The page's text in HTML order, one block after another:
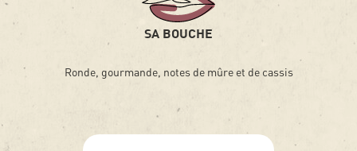
SA BOUCHE
Ronde, gourmande, notes de mûre et de cassis